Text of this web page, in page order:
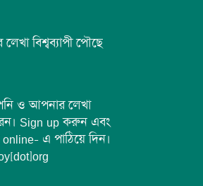
বিশ্বব্যাপী পৌছে
ও আপনার লেখা
Sign up করুন এবং
এ পাঠিয়ে দিন।